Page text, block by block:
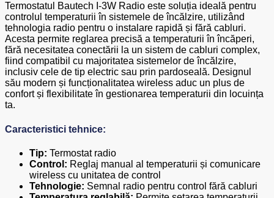
Termostatul Bautech I-3W Radio este soluția ideală pentru
controlul temperaturii în sistemele de încălzire, utilizând
tehnologia radio pentru o instalare rapidă și fără cabluri.
Acesta permite reglarea precisă a temperaturii în încăperi,
fără necesitatea conectării la un sistem de cabluri complex,
fiind compatibil cu majoritatea sistemelor de încălzire,
inclusiv cele de tip electric sau prin pardoseală. Designul
său modern și funcționalitatea wireless aduc un plus de
confort și flexibilitate în gestionarea temperaturii din locuința
ta.
Caracteristici tehnice:
Tip: Termostat radio
Control: Reglaj manual al temperaturii și comunicare
wireless cu unitatea de control
Tehnologie: Semnal radio pentru control fără cabluri